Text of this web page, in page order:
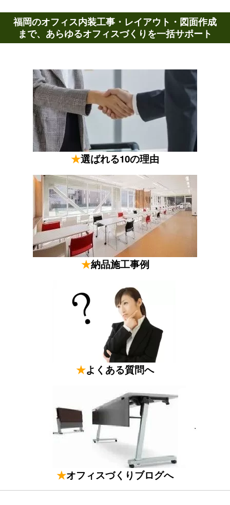
福岡のオフィス内装工事・レイアウト・図面作成
まで、あらゆるオフィスづくりを一括サポート
★選ばれる10の理由
★納品施工事例
★よくある質問へ
★オフィスづくりブログへ